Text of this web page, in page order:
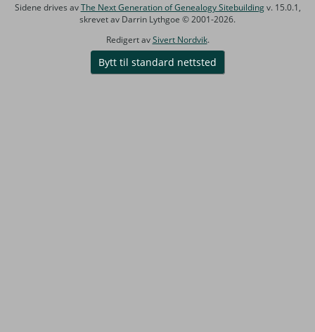
Sidene drives avThe Next Generation of Genealogy Sitebuildingv. 15.0.1,
skrevet av Darrin Lythgoe © 2001-2026.
Redigert avSivert Nordvik.
Bytt til standard nettsted